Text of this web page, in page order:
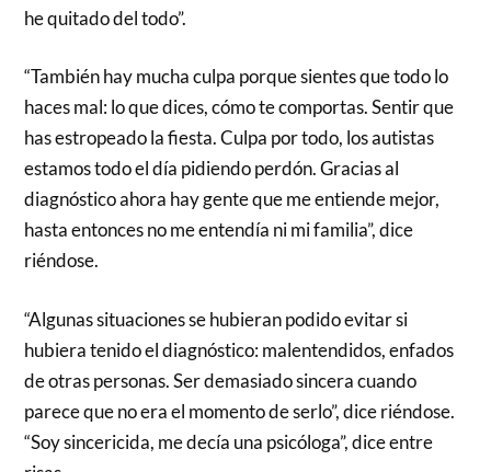
he quitado del todo”.
“También hay mucha culpa porque sientes que todo lo
haces mal: lo que dices, cómo te comportas. Sentir que
has estropeado la fiesta. Culpa por todo, los autistas
estamos todo el día pidiendo perdón. Gracias al
diagnóstico ahora hay gente que me entiende mejor,
hasta entonces no me entendía ni mi familia”, dice
riéndose.
“Algunas situaciones se hubieran podido evitar si
hubiera tenido el diagnóstico: malentendidos, enfados
de otras personas. Ser demasiado sincera cuando
parece que no era el momento de serlo”, dice riéndose.
“Soy sincericida, me decía una psicóloga”, dice entre